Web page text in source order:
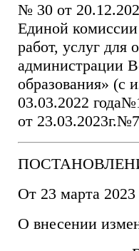
№ 30 от
Единой
работ, услуг
администрации
образования» (с
03.03.2022
от
От 23 марта 2023
О внесении